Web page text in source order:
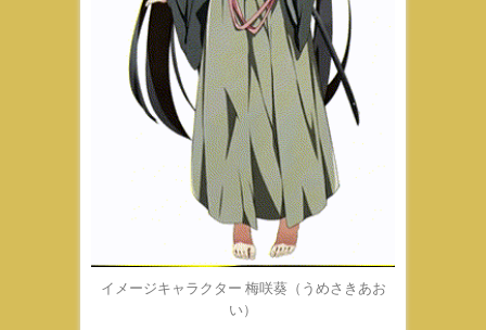
イメージキャラクター 梅咲葵（うめさきあお
い）